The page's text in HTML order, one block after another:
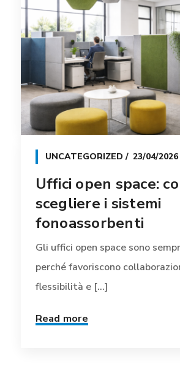
UNCATEGORIZED 23/04/2026
Uffici open space:
scegliere i sistemi
fonoassorbenti
Gli uffici open space sono
perché favoriscono
flessibilità e [...]
Read more